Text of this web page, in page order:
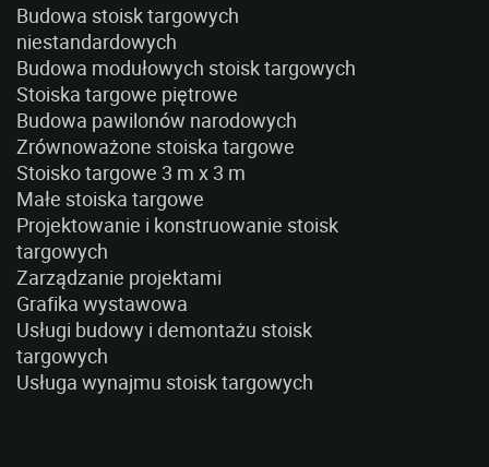
Budowa stoisk targowych
niestandardowych
Budowa modułowych stoisk targowych
Stoiska targowe piętrowe
Budowa pawilonów narodowych
Zrównoważone stoiska targowe
Stoisko targowe 3 m x 3 m
Małe stoiska targowe
Projektowanie i konstruowanie stoisk
targowych
Zarządzanie projektami
Grafika wystawowa
Usługi budowy i demontażu stoisk
targowych
Usługa wynajmu stoisk targowych